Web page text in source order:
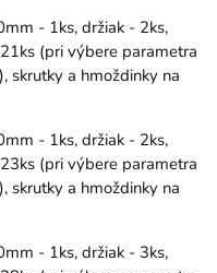
- 1ks, držiak - 2ks,
(pri výbere parametra
skrutky a hmoždinky na
- 1ks, držiak - 2ks,
(pri výbere parametra
skrutky a hmoždinky na
- 1ks, držiak - 3ks,